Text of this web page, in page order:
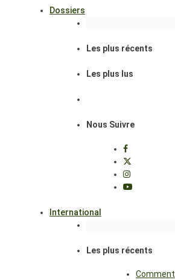
Dossiers
Les plus récents
Les plus lus
Nous Suivre
International
Les plus récents
Comment